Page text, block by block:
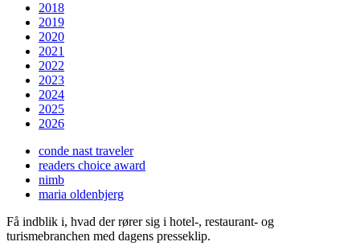
2018
2019
2020
2021
2022
2023
2024
2025
2026
conde nast traveler
readers choice award
nimb
maria oldenbjerg
Få indblik i, hvad der rører sig i hotel-, restaurant- og
turismebranchen med dagens presseklip.